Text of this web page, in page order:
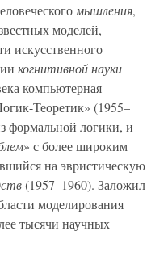
мышления,
моделей,
искусственного
когнитивной науки
компьютерная
Теоретик» (1955–
формальной логики, и
» с более широким
на эвристическую
(1957–1960). Заложил
моделирования
тысячи научных